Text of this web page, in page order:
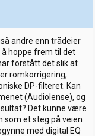
andre enn trådeier
hoppe frem til det
forstått det slik at
romkorrigering,
DP-filteret. Kan
(Audiolense), og
Det kunne være
som et steg på veien
med digital EQ